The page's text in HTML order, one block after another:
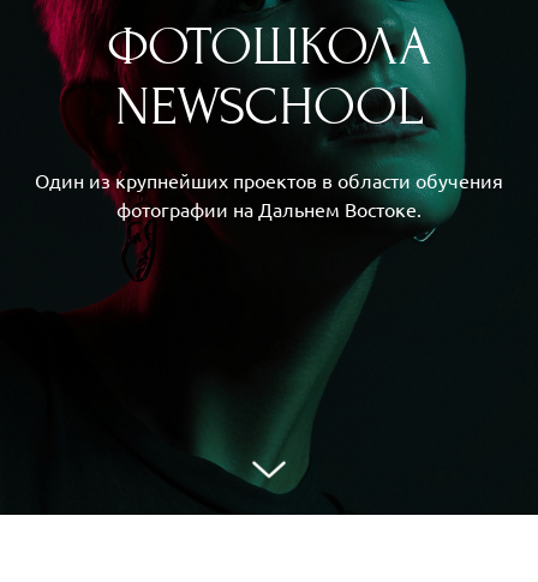
ФОТОШКОЛA
NEWSCHOOL
Один из крупнейших проектов в облaсти обучения
фотогрaфии нa Дaльнем Востоке.